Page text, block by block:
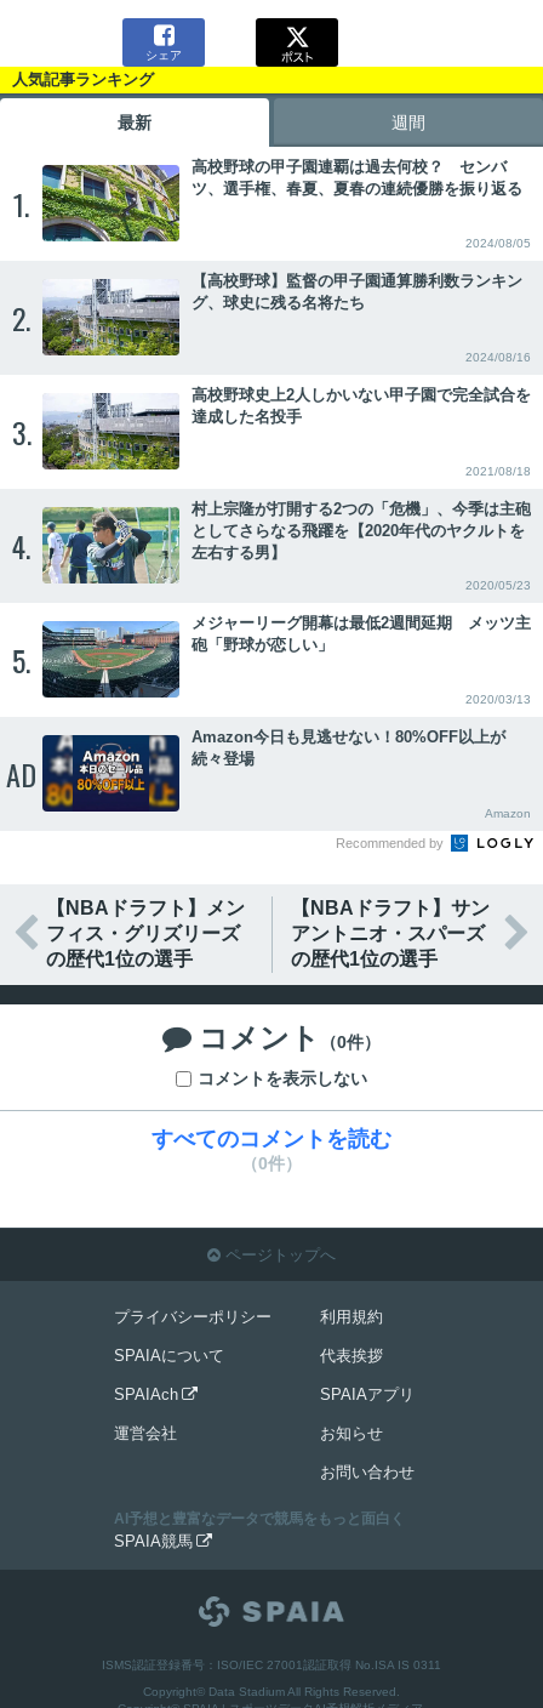

シェア
人気記事ランキング
最新 週間
1.
高校野球の甲子園連覇は過去何校？ センバ
ツ、選手権、春夏、夏春の連続優勝を振り返る
2024/08/05
2.
【高校野球】監督の甲子園通算勝利数ランキン
グ、球史に残る名将たち
2024/08/16
3.
高校野球史上2人しかいない甲子園で完全試合を
達成した名投手
2021/08/18
4.
村上宗隆が打開する2つの「危機」、今季は主砲
としてさらなる飛躍を【2020年代のヤクルトを
左右する男】
2020/05/23
5.
メジャーリーグ開幕は最低2週間延期 メッツ主
砲「野球が恋しい」
2020/03/13
AD
Amazon今日も見逃せない！80%OFF以上が
続々登場
Amazon
Recommended by

【NBAドラフト】メン
フィス・グリズリーズ
の歴代1位の選手
【NBAドラフト】サン
アントニオ・スパーズ
の歴代1位の選手

 コメント
（0件）
コメントを表示しない
すべてのコメントを読む
（0件）
 ページトップへ
プライバシーポリシー
SPAIAについて
SPAIAch 
運営会社
利用規約
代表挨拶
SPAIAアプリ
お知らせ
お問い合わせ
AI予想と豊富なデータで競馬をもっと面白く
SPAIA競馬 
ISMS認証登録番号：ISO/IEC 27001認証取得 No.ISA IS 0311
Copyright© Data Stadium All Rights Reserved.